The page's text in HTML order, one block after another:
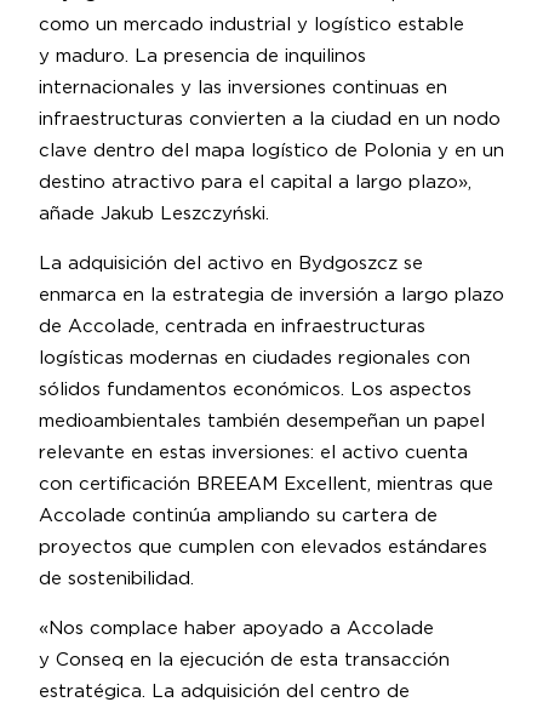
como un mercado industrial y logístico estable
y maduro. La presencia de inquilinos
internacionales y las inversiones continuas en
infraestructuras convierten a la ciudad en un nodo
clave dentro del mapa logístico de Polonia y en un
destino atractivo para el capital a largo plazo»,
añade Jakub Leszczyński.
La adquisición del activo en Bydgoszcz se
enmarca en la estrategia de inversión a largo plazo
de Accolade, centrada en infraestructuras
logísticas modernas en ciudades regionales con
sólidos fundamentos económicos. Los aspectos
medioambientales también desempeñan un papel
relevante en estas inversiones: el activo cuenta
con certificación BREEAM Excellent, mientras que
Accolade continúa ampliando su cartera de
proyectos que cumplen con elevados estándares
de sostenibilidad.
«Nos complace haber apoyado a Accolade
y Conseq en la ejecución de esta transacción
estratégica. La adquisición del centro de